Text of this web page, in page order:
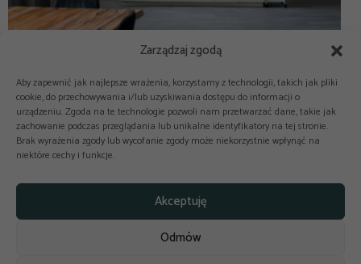
Zarządzaj zgodą
Aby zapewnić jak najlepsze wrażenia, korzystamy z technologii, takich jak pliki
cookie, do przechowywania i/lub uzyskiwania dostępu do informacji o
urządzeniu. Zgoda na te technologie pozwoli nam przetwarzać dane, takie jak
zachowanie podczas przeglądania lub unikalne identyfikatory na tej stronie.
Brak wyrażenia zgody lub wycofanie zgody może niekorzystnie wpłynąć na
niektóre cechy i funkcje.
Akceptuję
Odmów
Copyright © 2025-2026 odkuchni.co
Polityka prywatności
Regulamin
Reklama